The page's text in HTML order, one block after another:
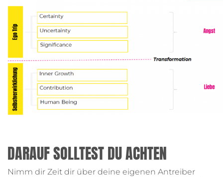
DARAUF SOLLTEST DU ACHTEN
Nimm dir Zeit dir über deine eigenen Antreiber